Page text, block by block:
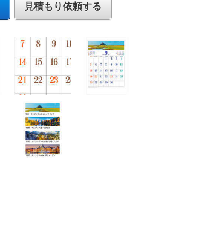
見積もり依頼する